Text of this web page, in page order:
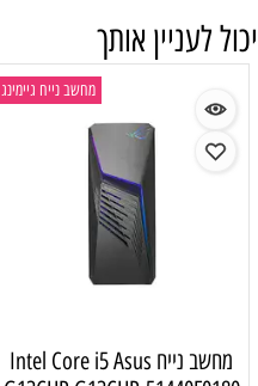
יכול לעניין אותך
מחשב נייח גיימינג
מחשב נייח Intel Core i5 Asus